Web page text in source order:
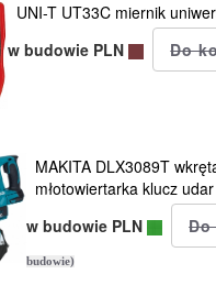
UNI-T UT33C miernik
w budowie PLN
MAKITA DLX3089T
młotowiertarka klucz udar
w budowie PLN
budowie)